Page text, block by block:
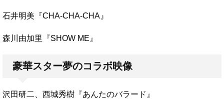
石井明美『CHA-CHA-CHA』
森川由加里『SHOW ME』
豪華スター夢のコラボ映像
沢田研二、西城秀樹『あんたのバラード』